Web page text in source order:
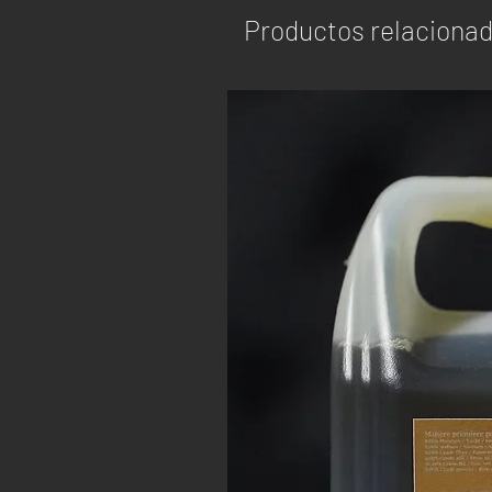
Productos